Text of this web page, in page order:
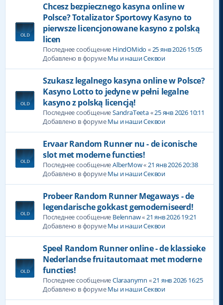
Chcesz bezpiecznego kasyna online w
Polsce? Totalizator Sportowy Kasyno to
pierwsze licencjonowane kasyno z polską
licen
Последнее сообщение HindOMido « 25 янв 2026 15:05
Добавлено в форумеМы и наши Секвои
Szukasz legalnego kasyna online w Polsce?
Kasyno Lotto to jedyne w pełni legalne
kasyno z polską licencją!
Последнее сообщениеSandraTeeta«25 янв 2026 10:11
Добавлено в форумеМы и наши Секвои
Ervaar Random Runner nu - de iconische
slot met moderne functies!
Последнее сообщениеAlberMow« 21 янв 2026 20:38
Добавлено в форумеМы и наши Секвои
Probeer Random Runner Megaways - de
legendarische gokkast gemoderniseerd!
Последнее сообщение Belennaw« 21 янв 2026 19:21
Добавлено в форумеМы и наши Секвои
Speel Random Runner online - de klassieke
Nederlandse fruitautomaat met moderne
functies!
Последнее сообщениеClaraanymn «21 янв 2026 16:25
Добавлено в форумеМы и наши Секвои